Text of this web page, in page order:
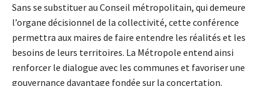
Sans se substituer au Conseil métropolitain, qui demeure
l’organe décisionnel de la collectivité, cette conférence
permettra aux maires de faire entendre les réalités et les
besoins de leurs territoires. La Métropole entend ainsi
renforcer le dialogue avec les communes et favoriser une
gouvernance davantage fondée sur la concertation.